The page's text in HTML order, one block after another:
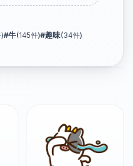
#牛(145件)#趣味(34件)